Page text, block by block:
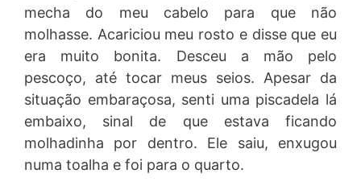
mecha do meu cabelo para que não
molhasse. Acariciou meu rosto e disse que eu
era muito bonita. Desceu a mão pelo
pescoço, até tocar meus seios. Apesar da
situação embaraçosa, senti uma piscadela lá
embaixo, sinal de que estava ficando
molhadinha por dentro. Ele saiu, enxugou
numa toalha e foi para o quarto.